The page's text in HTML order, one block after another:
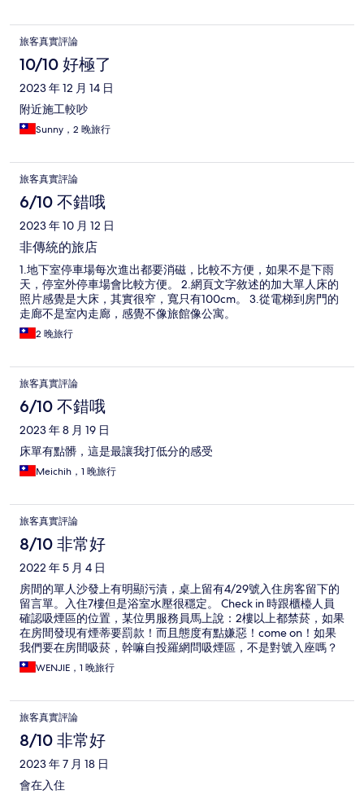
旅客真實評論
10/10 好極了
2023 年 12 月 14 日
附近施工較吵
Sunny，2 晚旅行
旅客真實評論
6/10 不錯哦
2023 年 10 月 12 日
非傳統的旅店
1.地下室停車場每次進出都要消磁，比較不方便，如果不是下雨
天，停室外停車場會比較方便。 2.網頁文字敘述的加大單人床的
照片感覺是大床，其實很窄，寬只有100cm。 3.從電梯到房門的
走廊不是室內走廊，感覺不像旅館像公寓。
2 晚旅行
旅客真實評論
6/10 不錯哦
2023 年 8 月 19 日
床單有點髒，這是最讓我打低分的感受
Meichih，1 晚旅行
旅客真實評論
8/10 非常好
2022 年 5 月 4 日
房間的單人沙發上有明顯污漬，桌上留有4/29號入住房客留下的
留言單。入住7樓但是浴室水壓很穩定。 Check in 時跟櫃檯人員
確認吸煙區的位置，某位男服務員馬上說：2樓以上都禁菸，如果
在房間發現有煙蒂要罰款！而且態度有點嫌惡！come on！如果
我們要在房間吸菸，幹嘛自投羅網問吸煙區，不是對號入座嗎？
地下停車場車道很小，考驗技術。 早餐服務人員偏多，有點被監
視的感覺，早餐菜色不錯！CP值可以！
WENJIE，1 晚旅行
旅客真實評論
8/10 非常好
2023 年 7 月 18 日
會在入住